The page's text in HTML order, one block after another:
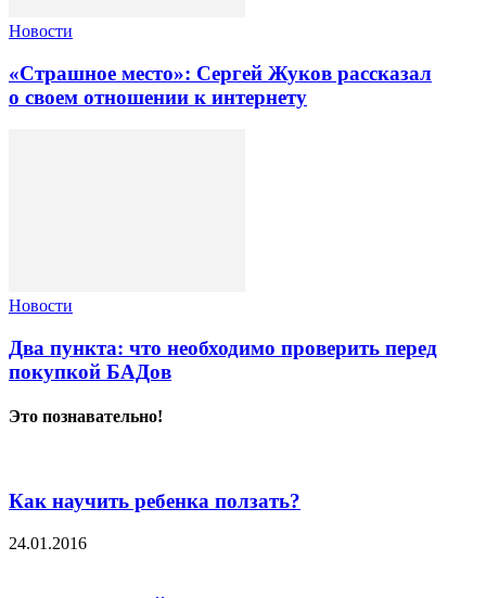
Новости
«Страшное место»: Сергей Жуков рассказал
о своем отношении к интернету
Новости
Два пункта: что необходимо проверить перед
покупкой БАДов
Это познавательно!
Как научить ребенка ползать?
24.01.2016